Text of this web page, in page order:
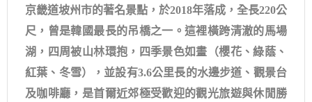
京畿道坡州市的著名景點，於2018年落成，全長220公
尺，曾是韓國最長的吊橋之一。這裡橫跨清澈的馬場
湖，四周被山林環抱，四季景色如畫（櫻花、綠蔭、
紅葉、冬雪），並設有3.6公里長的水邊步道、觀景台
及咖啡廳，是首爾近郊極受歡迎的觀光旅遊與休閒勝